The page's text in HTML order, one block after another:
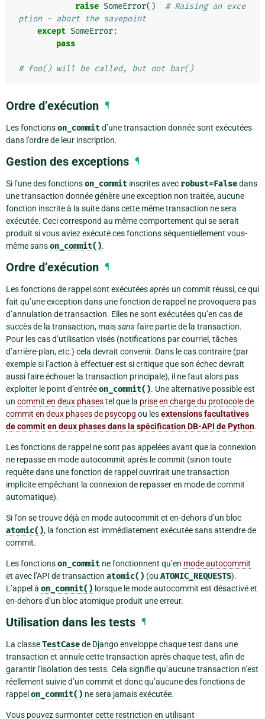
raise SomeError()
# Raising an exce
ption - abort the savepoint
except SomeError:
pass
# foo() will be called, but not bar()
Ordre d’exécution ¶
Les fonctionson_commitd’une transaction donnée sont exécutées
dans l’ordre de leur inscription.
Gestion des exceptions ¶
Si l’une des fonctionson_commit inscrites avec robust=Falsedans
une transaction donnée génère une exception non traitée, aucune
fonction inscrite à la suite dans cette même transaction ne sera
exécutée. Ceci correspond au même comportement qui se serait
produit si vous aviez exécuté ces fonctions séquentiellement vous-
même sanson_commit().
Ordre d’exécution ¶
Les fonctions de rappel sont exécutéesaprès un commit réussi, ce qui
fait qu’une exception dans une fonction de rappel ne provoquera pas
d’annulation de transaction. Elles ne sont exécutées qu’en cas de
succès de la transaction, maissansfaire partie de la transaction.
Pour les cas d’utilisation visés (notifications par courriel, tâches
d’arrière-plan, etc.) cela devrait convenir. Dans le cas contraire (par
exemple si l’action à effectuer est si critique que son échec devrait
aussi faire échouer la transaction principale), il ne faut alors pas
exploiter le point d’entréeon_commit(). Une alternative possible est
un commit en deux phasestel que la prise en charge du protocole de
commit en deux phases de psycopg ou lesextensions facultatives
de commit en deux phases dans la spécification DB-API de Python.
Les fonctions de rappel ne sont pas appelées avant que la connexion
ne repasse en mode autocommit après le commit (sinon toute
requête dans une fonction de rappel ouvrirait une transaction
implicite empêchant la connexion de repasser en mode de commit
automatique).
Si l’on se trouve déjà en mode autocommit et en-dehors d’un bloc
atomic(), la fonction est immédiatement exécutée sans attendre de
commit.
Les fonctionson_commit ne fonctionnent qu’en mode autocommit
et avec l’API de transaction atomic() (ou ATOMIC_REQUESTS).
L’appel à on_commit() lorsque le mode autocommit est désactivé et
en-dehors d’un bloc atomique produit une erreur.
Utilisation dans les tests ¶
La classeTestCasede Django enveloppe chaque test dans une
transaction et annule cette transaction après chaque test, afin de
garantir l’isolation des tests. Cela signifie qu’aucune transaction n’est
réellement suivie d’un commit et donc qu’aucune des fonctions de
rappel on_commit() ne sera jamais exécutée.
Vous pouvez surmonter cette restriction en utilisant